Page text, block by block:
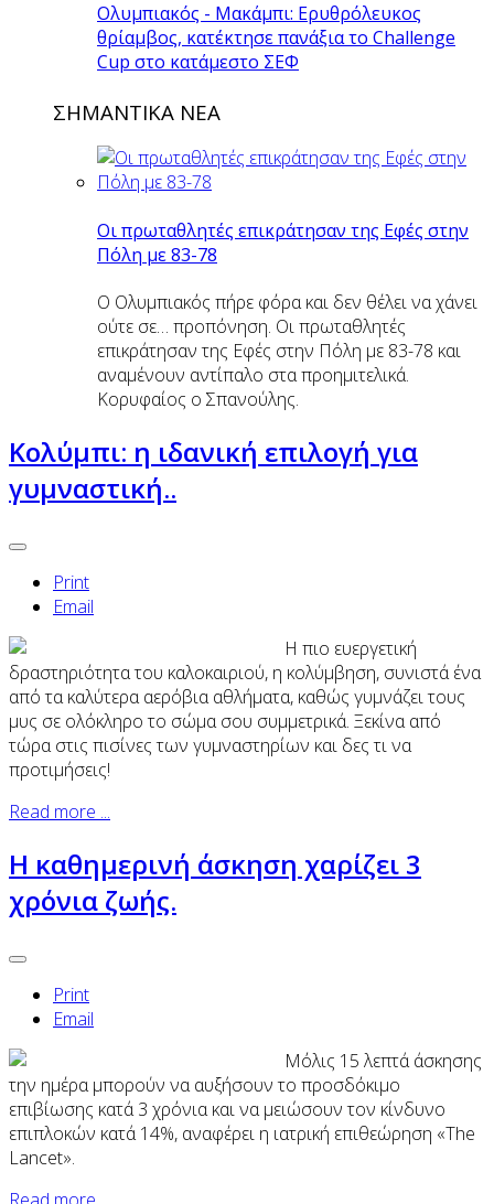
Ολυμπιακός - Μακάμπι: Ερυθρόλευκος
θρίαμβος, κατέκτησε πανάξια το Challenge
Cup στο κατάμεστο ΣΕΦ
ΣΗΜΑΝΤΙΚΑ ΝΕΑ
Οι πρωταθλητές επικράτησαν της Εφές στην
Πόλη με 83-78
Ο Ολυμπιακός πήρε φόρα και δεν θέλει να χάνει
ούτε σε… προπόνηση. Οι πρωταθλητές
επικράτησαν της Εφές στην Πόλη με 83-78 και
αναμένουν αντίπαλο στα προημιτελικά.
Κορυφαίος ο Σπανούλης.
Κολύμπι: η ιδανική επιλογή για
γυμναστική..
Print
Email
Η πιο ευεργετική
δραστηριότητα του καλοκαιριού, η κολύμβηση, συνιστά ένα
από τα καλύτερα αερόβια αθλήματα, καθώς γυμνάζει τους
μυς σε ολόκληρο το σώμα σου συμμετρικά. Ξεκίνα από
τώρα στις πισίνες των γυμναστηρίων και δες τι να
προτιμήσεις!
Read more ...
H καθημερινή άσκηση χαρίζει 3
χρόνια ζωής.
Print
Email
Μόλις 15 λεπτά άσκησης
την ημέρα μπορούν να αυξήσουν το προσδόκιμο
επιβίωσης κατά 3 χρόνια και να μειώσουν τον κίνδυνο
επιπλοκών κατά 14%, αναφέρει η ιατρική επιθεώρηση «The
Lancet».